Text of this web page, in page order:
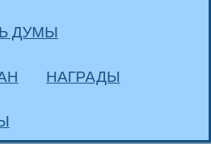
ДУМЫ
НАГРАДЫ